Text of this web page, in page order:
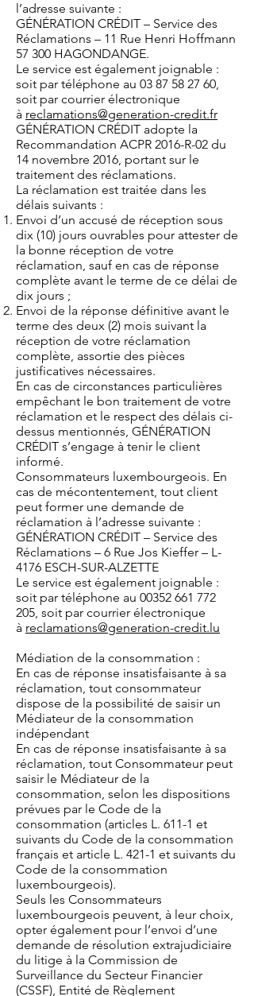
l’adresse suivante :
GÉNÉRATION CRÉDIT – Service des
Réclamations – 11 Rue Henri Hoffmann
57 300 HAGONDANGE.
Le service est également joignable :
soit par téléphone au 03 87 58 27 60,
soit par courrier électronique
à reclamations@generation-credit.fr
GÉNÉRATION CRÉDIT adopte la
Recommandation ACPR 2016-R-02 du
14 novembre 2016, portant sur le
traitement des réclamations.
La réclamation est traitée dans les
délais suivants :
Envoi d’un accusé de réception sous
dix (10) jours ouvrables pour attester de
la bonne réception de votre
réclamation, sauf en cas de réponse
complète avant le terme de ce délai de
dix jours ;
Envoi de la réponse définitive avant le
terme des deux (2) mois suivant la
réception de votre réclamation
complète, assortie des pièces
justificatives nécessaires.
En cas de circonstances particulières
empêchant le bon traitement de votre
réclamation et le respect des délais ci-
dessus mentionnés, GÉNÉRATION
CRÉDIT s’engage à tenir le client
informé.
Consommateurs luxembourgeois. En
cas de mécontentement, tout client
peut former une demande de
réclamation à l’adresse suivante :
GÉNÉRATION CRÉDIT – Service des
Réclamations – 6 Rue Jos Kieffer – L-
4176 ESCH-SUR-ALZETTE
Le service est également joignable :
soit par téléphone au 00352 661 772
205, soit par courrier électronique
à reclamations@generation-credit.lu
Médiation de la consommation :
En cas de réponse insatisfaisante à sa
réclamation, tout consommateur
dispose de la possibilité de saisir un
Médiateur de la consommation
indépendant
En cas de réponse insatisfaisante à sa
réclamation, tout Consommateur peut
saisir le Médiateur de la
consommation, selon les dispositions
prévues par le Code de la
consommation (articles L. 611-1 et
suivants du Code de la consommation
français et article L. 421-1 et suivants du
Code de la consommation
luxembourgeois).
Seuls les Consommateurs
luxembourgeois peuvent, à leur choix,
opter également pour l’envoi d’une
demande de résolution extrajudiciaire
du litige à la Commission de
Surveillance du Secteur Financier
(CSSF), Entité de Règlement